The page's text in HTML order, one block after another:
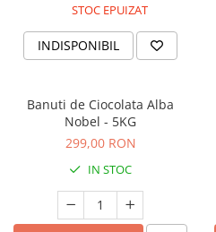
STOC EPUIZAT
INDISPONIBIL
Banuti de Ciocolata Alba
Nobel - 5KG
299,00 RON
IN STOC